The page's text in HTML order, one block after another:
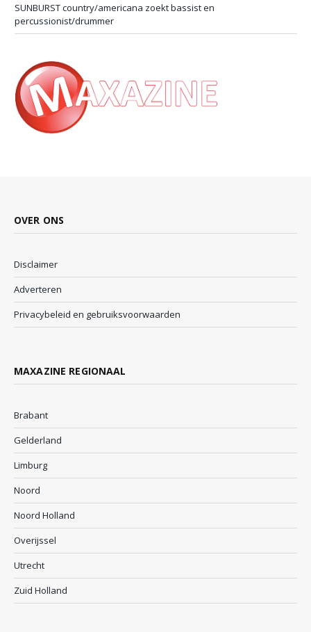
SUNBURST country/americana zoekt bassist en
percussionist/drummer
OVER ONS
Disclaimer
Adverteren
Privacybeleid en gebruiksvoorwaarden
MAXAZINE REGIONAAL
Brabant
Gelderland
Limburg
Noord
Noord Holland
Overijssel
Utrecht
Zuid Holland